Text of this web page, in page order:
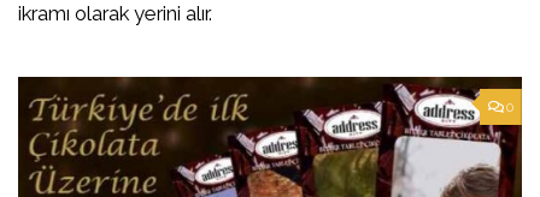
ikramı olarak yerini alır.
0